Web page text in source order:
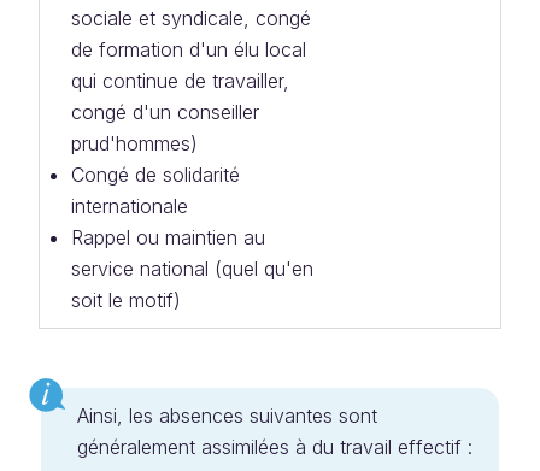
sociale et syndicale, congé
de formation d'un élu local
qui continue de travailler,
congé d'un conseiller
prud'hommes)
Congé de solidarité
internationale
Rappel ou maintien au
service national (quel qu'en
soit le motif)
Ainsi, les absences suivantes sont
généralement assimilées à du travail effectif :